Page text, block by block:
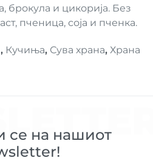
брокула и цикорија. Без
пченица, соја и пченка.
, Кучиња, Сува храна, Храна
се на нашиот